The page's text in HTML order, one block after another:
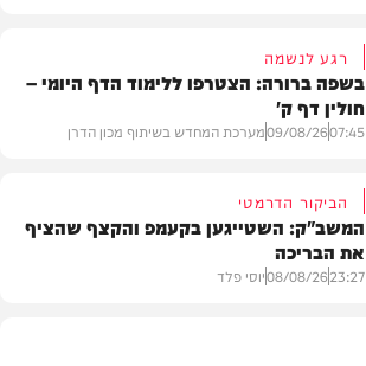
רגע לנשמה
בשפה ברורה: הצטרפו ללימוד הדף היומי –
חולין דף ק'
07:45
09/08/26מערכת המחדש בשיתוף מכון הדרן
הביקור הדרמטי
המשב"ק: השטייגען בקעמפ והקצף שהציף
את הבריכה
23:27
08/08/26יוסי פלד